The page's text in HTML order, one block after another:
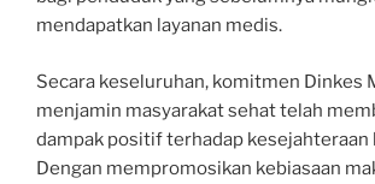
mendapatkan layanan medis.
Secara keseluruhan, komitmen Dinkes
menjamin masyarakat sehat telah
dampak positif terhadap
Dengan mempromosikan kebiasaan